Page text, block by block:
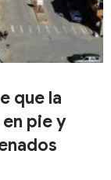
que la
pie y